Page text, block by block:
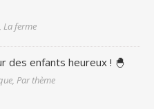
La ferme
des enfants heureux ! 🐣
Par thème